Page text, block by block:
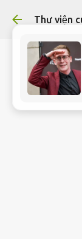
Thư viện